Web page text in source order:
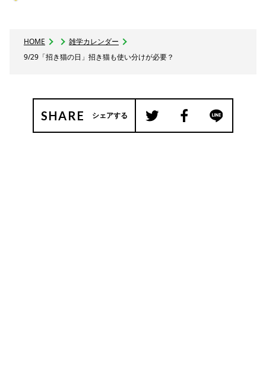
HOME
雑学カレンダー
9/29「招き猫の日」招き猫も使い分けが必要？
SHARE シェアする